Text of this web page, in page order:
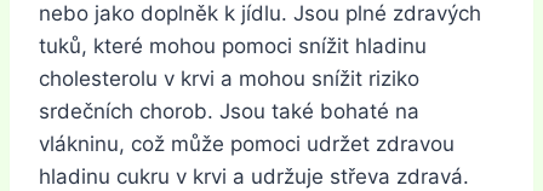
nebo jako doplněk k jídlu. Jsou plné zdravých
tuků, které mohou pomoci snížit hladinu
cholesterolu v krvi a mohou snížit riziko
srdečních chorob. Jsou také bohaté na
vlákninu, což může pomoci udržet zdravou
hladinu cukru v krvi a udržuje střeva zdravá.